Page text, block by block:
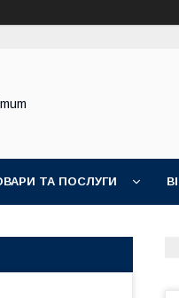
ТА ПОСЛУГИ